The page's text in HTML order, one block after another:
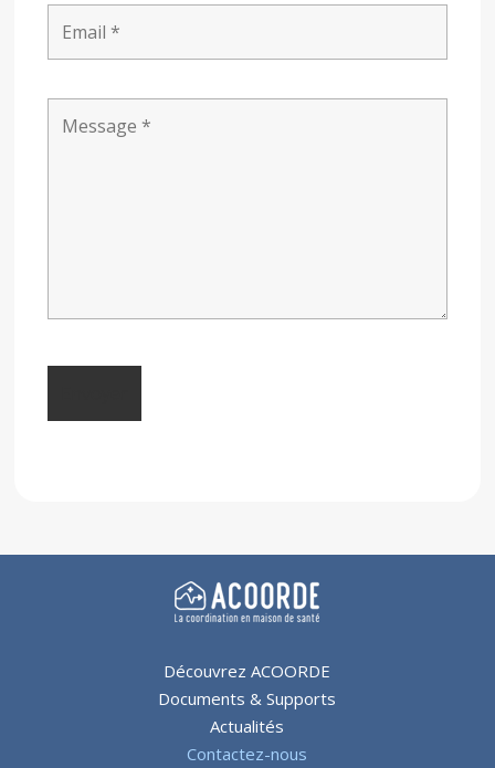
Découvrez ACOORDE
Documents & Supports
Actualités
Contactez-nous